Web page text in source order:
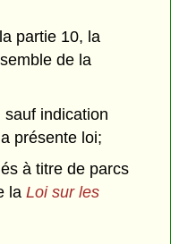
partie 10, la
de la
indication
présente loi;
à titre de parcs
laLoi sur les